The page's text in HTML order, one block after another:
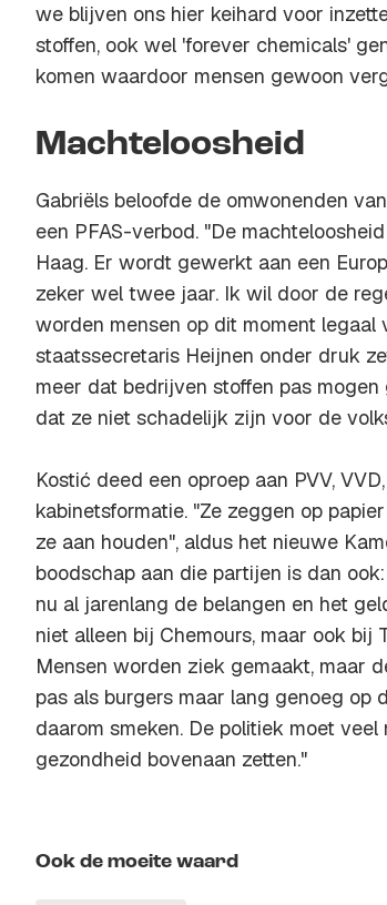
we blijven ons hier keihard voor
stoffen, ook wel 'forever chemicals'
komen waardoor mensen gewoon
Machteloosheid
Gabriëls beloofde de omwonenden
een PFAS-verbod. "De
Haag. Er wordt gewerkt aan een
zeker wel twee jaar. Ik wil door de
worden mensen op dit moment
staatssecretaris Heijnen onder druk
meer dat bedrijven stoffen pas
dat ze niet schadelijk zijn voor de
Kostić deed een oproep aan PVV,
kabinetsformatie. "Ze zeggen op
ze aan houden", aldus het nieuwe
boodschap aan die partijen is dan
nu al jarenlang de belangen en het
niet alleen bij Chemours, maar ook bij
Mensen worden ziek gemaakt, maar
pas als burgers maar lang genoeg op
daarom smeken. De politiek moet
gezondheid bovenaan zetten."
Ook de moeite waard